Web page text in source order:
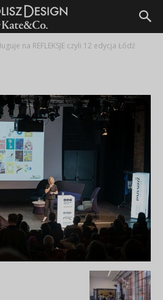
na REFLEKSJE czyli 12 edycja Łódź